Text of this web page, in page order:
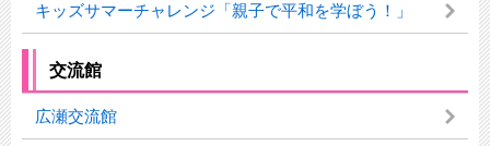
キッズサマーチャレンジ「親子で平和を学ぼう！」
交流館
広瀬交流館